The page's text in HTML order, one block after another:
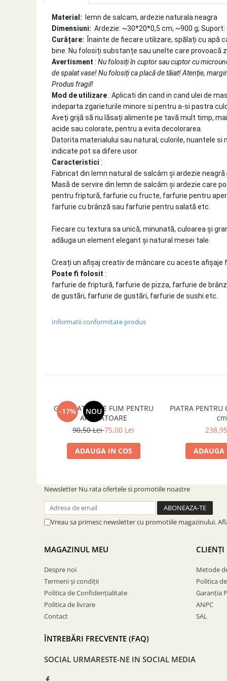
SOBE ȘI ȘEMINEE
STICLĂ TERMOREZISTENTĂ
TIMP LIBER IN NATURA
TRUSE SI ACCESORII PROFESIONALE
DE CURATARE HORN
UZ GOSPODĂRESC
ȘEMINEE ȘI ÎNCĂLZITOARE DE
Material:
lemn de salcam, ardezie naturala neagra
Dimensiuni: Ardezie: ~30*20*0,5 cm; ~900 g;
Curățare: Înainte de fiecare utilizare, spălați cu apă
bine. Nu folosiți substanțe sau unelte care provoacă
Avertisment : Nu folosiți în cuptor sau cuptor cu
de spalat vase! Nu folosiți ca placă de tăiat! Atenție,
Produs fragil!
Mod de utilizare: Aplicati din cand in cand ulei de
indeparta zgarieturile minore si pentru a-si pastra
Aveți grijă să nu lăsați alimente pe tavă mult timp,
acide sau colorate, pentru a evita decolorarea.
Datorita materialului sau natural, culorile, nuantele si
indicate pot sa difere usor.
Caracteristici :
Fabricat din lemn natural de salcâm și ardezie neagră
Masă de servire din lemn de salcâm și ardezie care
pentru friptură, farfurie cu fructe, farfurie pentru
farfurie cu brânză sau farfurie pentru salată etc.
Fiecare cu textura sa unică, minunată, culoarea și
adăuga un element elegant și natural mesei tale.
Creați un afișaj creativ de mâncare cu aceste afișaje
Poate fi folosit :
farfurie de friptură, farfurie de pizza, farfurie de
de gustări, farfurie de gustări, farfurie de sushi etc.
Informatii conformitate produs
-17% NOU
GENERATOR DE FUM PENTRU
AFUMATOARE
90,50 Lei75,00 Lei
ADAUGA IN COS
PIATRA PENTRU
cm
ADAUGA
Newsletter Nu rata ofertele si promotiile noastre
Vreau sa primesc newsletter cu promotiile magazinului.
MAGAZINUL MEU
Despre noi
Termeni și condiții
Politica de Confidențialitate
Politica de livrare
Contact
ÎNTREBĂRI FRECVENTE (FAQ)
CLIENȚI
Metode
Politica
Garanția
ANPC
SAL
SOCIAL URMARESTE-NE IN SOCIAL MEDIA